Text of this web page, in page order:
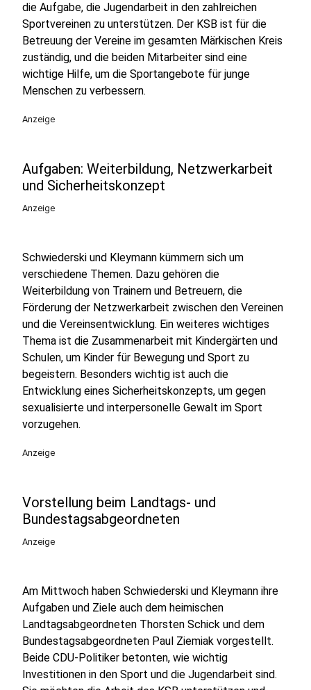
die Aufgabe, die Jugendarbeit in den zahlreichen
Sportvereinen zu unterstützen. Der KSB ist für die
Betreuung der Vereine im gesamten Märkischen Kreis
zuständig, und die beiden Mitarbeiter sind eine
wichtige Hilfe, um die Sportangebote für junge
Menschen zu verbessern.
Anzeige
Aufgaben: Weiterbildung, Netzwerkarbeit
und Sicherheitskonzept
Anzeige
Schwiederski und Kleymann kümmern sich um
verschiedene Themen. Dazu gehören die
Weiterbildung von Trainern und Betreuern, die
Förderung der Netzwerkarbeit zwischen den Vereinen
und die Vereinsentwicklung. Ein weiteres wichtiges
Thema ist die Zusammenarbeit mit Kindergärten und
Schulen, um Kinder für Bewegung und Sport zu
begeistern. Besonders wichtig ist auch die
Entwicklung eines Sicherheitskonzepts, um gegen
sexualisierte und interpersonelle Gewalt im Sport
vorzugehen.
Anzeige
Vorstellung beim Landtags- und
Bundestagsabgeordneten
Anzeige
Am Mittwoch haben Schwiederski und Kleymann ihre
Aufgaben und Ziele auch dem heimischen
Landtagsabgeordneten Thorsten Schick und dem
Bundestagsabgeordneten Paul Ziemiak vorgestellt.
Beide CDU-Politiker betonten, wie wichtig
Investitionen in den Sport und die Jugendarbeit sind.